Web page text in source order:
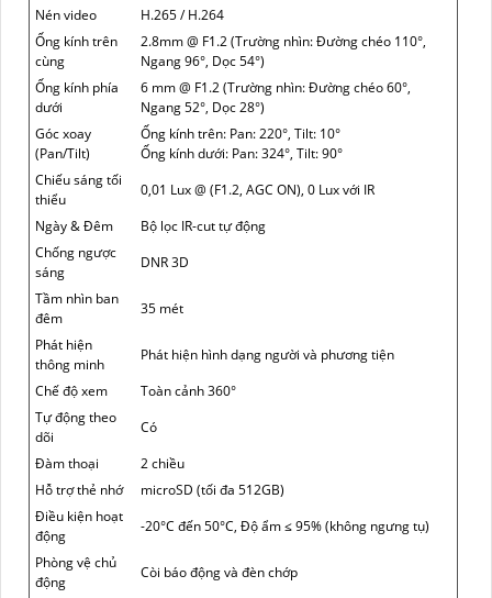
Nén video
H.265 / H.264
Ống kính trên
cùng
2.8mm @ F1.2 (Trường nhìn: Đường chéo 110°,
Ngang 96°, Dọc 54°)
Ống kính phía
dưới
6 mm @ F1.2 (Trường nhìn: Đường chéo 60°,
Ngang 52°, Dọc 28°)
Góc xoay
(Pan/Tilt)
Ống kính trên: Pan: 220°, Tilt: 10°
Ống kính dưới: Pan: 324°, Tilt: 90°
Chiếu sáng tối
thiểu
0,01 Lux @ (F1.2, AGC ON), 0 Lux với IR
Ngày & Đêm
Bộ lọc IR-cut tự động
Chống ngược
sáng
DNR 3D
Tầm nhìn ban
đêm
35 mét
Phát hiện
thông minh
Phát hiện hình dạng người và phương tiện
Chế độ xem
Toàn cảnh 360°
Tự động theo
dõi
Có
Đàm thoại
2 chiều
Hỗ trợ thẻ nhớ
microSD (tối đa 512GB)
Điều kiện hoạt
động
-20°C đến 50°C, Độ ẩm ≤ 95% (không ngưng tụ)
Phòng vệ chủ
động
Còi báo động và đèn chớp